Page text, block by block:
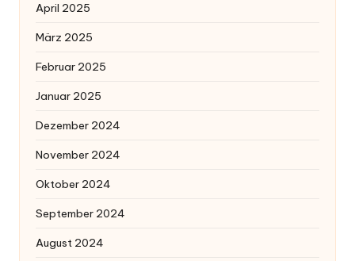
April 2025
März 2025
Februar 2025
Januar 2025
Dezember 2024
November 2024
Oktober 2024
September 2024
August 2024